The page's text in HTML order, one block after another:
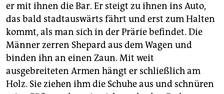
nord
wahrheit
verlag
verlag
er mit ihnen die Bar. Er steigt zu ihnen ins Auto,
das bald stadtauswärts fährt und erst zum Halten
kommt, als man sich in der Prärie befindet. Die
Männer zerren Shepard aus dem Wagen und
binden ihn an einen Zaun. Mit weit
ausgebreiteten Armen hängt er schließlich am
Holz. Sie ziehen ihm die Schuhe aus und schnüren